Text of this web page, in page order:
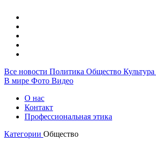
Все новости Политика Общество Культура
В мире Фото Видео
О нас
Контакт
Профессиональная этика
Категории Общество